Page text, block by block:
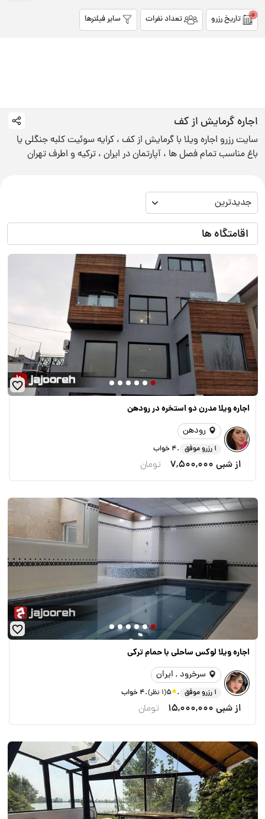
تاریخ رزرو تعداد نفرات سایر فیلترها
اجاره گرمایش از کف
سایت رزرو اجاره ویلا با گرمایش از کف ، کرایه سوئیت کلبه جنگلی یا
باغ مناسب تمام فصل ها ، آپارتمان در ایران ، ترکیه و اطرف تهران
جدیدترین
اقامتگاه ها
اجاره ویلا مدرن دو استخره در رودهن
رودهن
1 رزرو موفق .4 خواب
از شبی 7,500,000 تومان
اجاره ويلا لوكس ساحلى با حمام تركى
سرخرود , ایران
1 رزرو موفق .
5(1 نظر) .4 خواب
از شبی 15,000,000 تومان